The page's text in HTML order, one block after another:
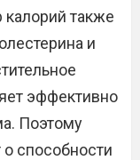
также
и
эффективно
Поэтому
способности